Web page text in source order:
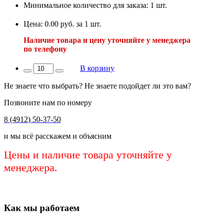
Минимальное количество для заказа: 1 шт.
Цена: 0.00 руб. за 1 шт.
Наличие товара и цену уточняйте у менеджера
по телефону
В корзину
Не знаете что выбрать? Не знаете подойдет ли это вам?
Позвоните нам по номеру
8 (4912) 50-37-50
и мы всё расскажем и объясним
Цены и наличие товара уточняйте у
менеджера.
Как мы работаем